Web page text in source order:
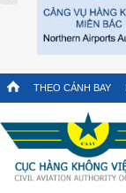
THEO CÁNH BAY